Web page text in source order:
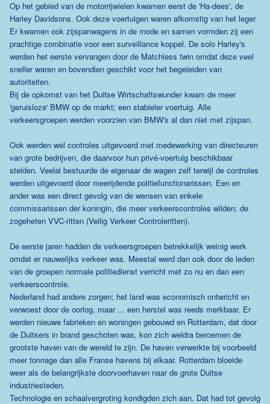
Op het gebied van de motorrijwielen kwamen eerst de 'Ha-dees', de
Harley Davidsons. Ook deze voertuigen waren afkomstig van het leger.
Er kwamen ook zijspanwagens in de mode en samen vormden zij een
prachtige combinatie voor een surveillance koppel. De solo Harley's
werden het eerste vervangen door de Matchless twin omdat deze veel
sneller waren en bovendien geschikt voor het begeleiden van
autoriteiten.
Bij de opkomst van het Duitse Wirtschaftswunder kwam de meer
'geruisloze' BMW op de markt; een stabieler voertuig. Alle
verkeersgroepen werden voorzien van BMW's al dan niet met zijspan.
Ook werden wel controles uitgevoerd met medewerking van directeuren
van grote bedrijven, die daarvoor hun privé-voertuig beschikbaar
stelden. Veelal bestuurde de eigenaar de wagen zelf terwijl de controles
werden uitgevoerd door meerijdende politiefunctionarissen. Een en
ander was een direct gevolg van de wensen van enkele
commissarissen der koningin, die meer verkeerscontroles wilden: de
zogeheten VVC-ritten (Veilig Verkeer Controleritten).
De eerste jaren hadden de verkeersgroepen betrekkelijk weinig werk
omdat er nauwelijks verkeer was. Meestal werd dan ook door de leden
van de groepen normale politiedienst verricht met zo nu en dan een
verkeerscontrole.
Nederland had andere zorgen; het land was economisch ontwricht en
verwoest door de oorlog, maar ... een herstel was reeds merkbaar. Er
werden nieuwe fabrieken en woningen gebouwd en Rotterdam, dat door
de Duitsers in brand geschoten was, kon zich weldra beroemen de
grootste haven van de wereld te zijn. De haven verwerkte bij voorbeeld
meer tonnage dan alle Franse havens bij elkaar. Rotterdam bloeide
weer als de belangrijkste doorvoerhaven naar de grote Duitse
industriesteden.
Technologie en schaalvergroting kondigden zich aan. Dat had tot gevolg